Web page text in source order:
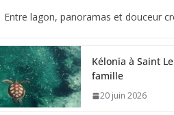
Entre lagon, panoramas et douceur
Kélonia à Saint
famille
20 juin 2026